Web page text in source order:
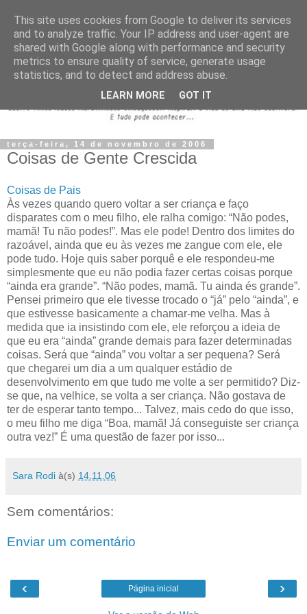
terça-feira, 14 de novembro de 2006
Coisas de Gente Crescida
Coisas de Pais
Às vezes quando quero voltar a ser criança e faço
disparates com o meu filho, ele ralha comigo: “Não podes,
mamã! Tu não podes!”. Mas ele pode! Dentro dos limites do
razoável, ainda que eu às vezes me zangue com ele, ele
pode tudo. Hoje quis saber porquê e ele respondeu-me
simplesmente que eu não podia fazer certas coisas porque
“ainda era grande”. “Não podes, mamã. Tu ainda és grande”.
Pensei primeiro que ele tivesse trocado o “já” pelo “ainda”, e
que estivesse basicamente a chamar-me velha. Mas à
medida que ia insistindo com ele, ele reforçou a ideia de
que eu era “ainda” grande demais para fazer determinadas
coisas. Será que “ainda” vou voltar a ser pequena? Será
que chegarei um dia a um qualquer estádio de
desenvolvimento em que tudo me volte a ser permitido? Diz-
se que, na velhice, se volta a ser criança. Não gostava de
ter de esperar tanto tempo... Talvez, mais cedo do que isso,
o meu filho me diga “Boa, mamã! Já conseguiste ser criança
outra vez!” É uma questão de fazer por isso...
Sara Rodi à(s) 14.11.06
Sem comentários:
Enviar um comentário
‹ ›
Página inicial
This site uses cookies from Google to deliver its services
and to analyze traffic. Your IP address and user-agent are
shared with Google along with performance and security
metrics to ensure quality of service, generate usage
statistics, and to detect and address abuse.
LEARN MORE GOT IT